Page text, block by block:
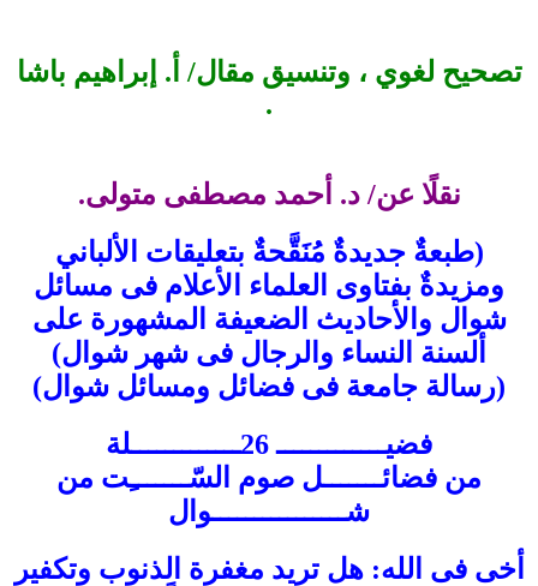
تصحيح لغوي ، وتنسيق مقال/ أ. إبراهيم باشا
.
نقلًا عن/ د. أحمد مصطفى متولى.
(طبعةٌ جديدةٌ مُنَقَّحةٌ بتعليقات الألباني
ومزيدةٌ بفتاوى العلماء الأعلام فى مسائل
شوال والأحاديث الضعيفة المشهورة على
ألسنة النساء والرجال فى شهر شوال)
(رسالة جامعة فى فضائل ومسائل شوال)
فضيـــــــــــــ 26ـــــــــــــلة
من فضائـــــــل صوم السّـــــــِت من
شــــــــــــــــوال
أخى فى الله: هل تريد مغفرة الذنوب وتكفير